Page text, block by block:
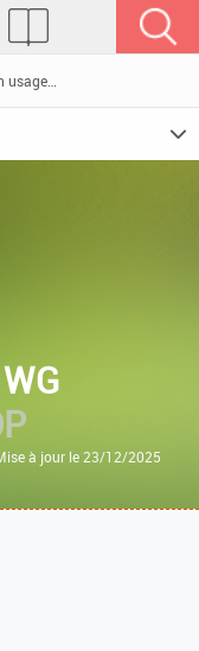
à jour le 23/12/2025